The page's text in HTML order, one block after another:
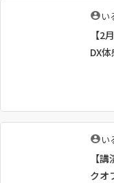
執
者
：
い
【2
DX
執
者
：
い
【
クオ